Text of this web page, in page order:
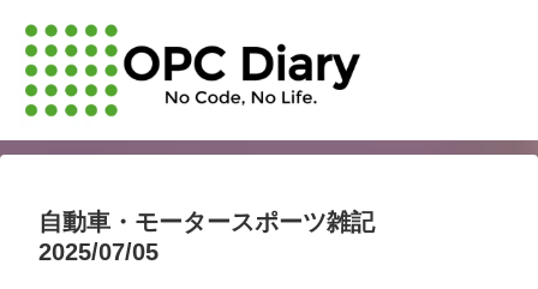
自動車・モータースポーツ雑記
2025/07/05